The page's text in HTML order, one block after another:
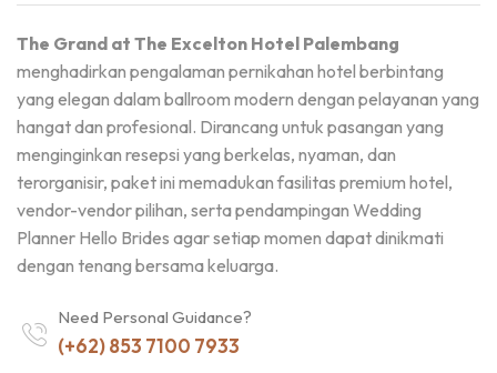
The Grand at The Excelton Hotel Palembang
menghadirkan pengalaman pernikahan hotel berbintang
yang elegan dalam ballroom modern dengan pelayanan yang
hangat dan profesional. Dirancang untuk pasangan yang
menginginkan resepsi yang berkelas, nyaman, dan
terorganisir, paket ini memadukan fasilitas premium hotel,
vendor-vendor pilihan, serta pendampingan Wedding
Planner Hello Brides agar setiap momen dapat dinikmati
dengan tenang bersama keluarga.
Need Personal Guidance?
(+62) 853 7100 7933